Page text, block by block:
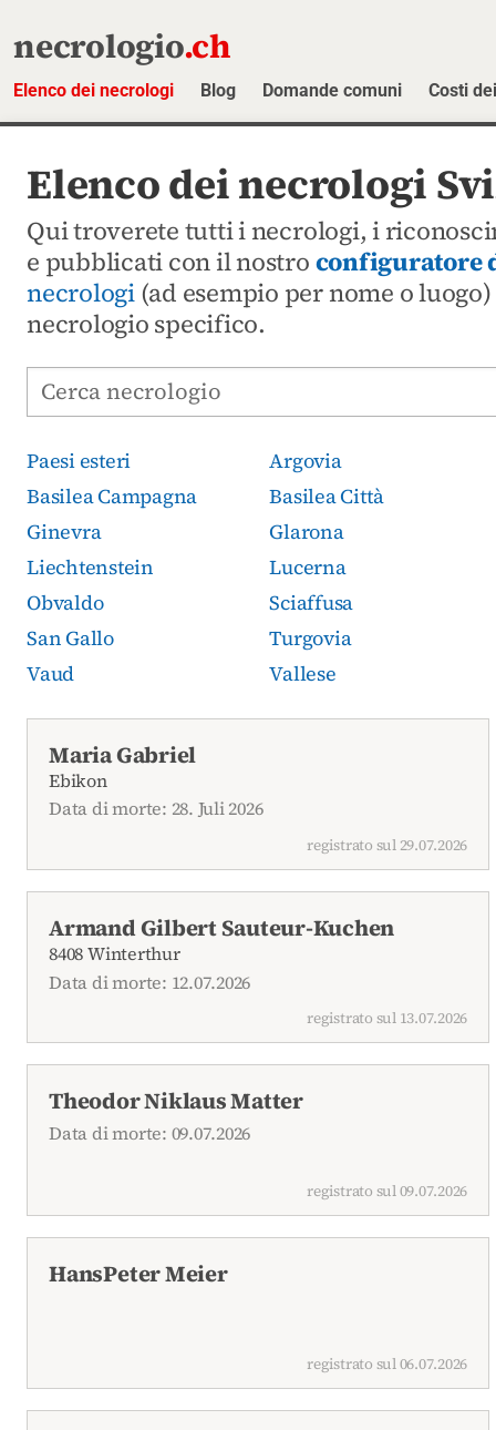
necrologio.ch
Elenco dei necrologi Blog Domande comuni Costi
Elenco dei necrologi
Qui troverete tutti i necrologi, i
e pubblicati con il nostroconfiguratore
necrologi(ad esempio per nome o
necrologio specifico.
Cerca avvisi mortuari
Paesi esteri
Argovia
Basilea Campagna
Basilea Città
Ginevra
Glarona
Liechtenstein
Lucerna
Obvaldo
Sciaffusa
San Gallo
Turgovia
Vaud
Vallese
Maria Gabriel
Ebikon
Data di morte: 28. Juli 2026
registrato sul 29.07.2026
Armand Gilbert Sauteur-Kuchen
8408 Winterthur
Data di morte: 12.07.2026
registrato sul 13.07.2026
Theodor Niklaus Matter
Data di morte: 09.07.2026
registrato sul 09.07.2026
HansPeter Meier
registrato sul 06.07.2026